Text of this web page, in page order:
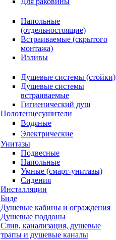
Напольные
(отдельностоящие)
Встраиваемые (скрытого
монтажа)
Изливы
Душевые системы (стойки)
Душевые системы
встраиваемые
Гигиенический душ
Полотенцесушители
ㅤВодяные
ㅤЭлектрические
Унитазы
Подвесные
Напольные
Умные (смарт-унитазы)
Сидения
Инсталляции
Биде
Душевые кабины и ограждения
Душевые поддоны
Слив, канализация, душевые
трапы и душевые каналы